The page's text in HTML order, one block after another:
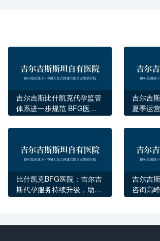
吉尔吉斯比什凯克代孕监管
体系进一步规范 BFG医院
吉尔吉
夏季运
比什凯克BFG医院：吉尔吉
斯代孕服务持续升级，助力
吉尔吉
咨询高